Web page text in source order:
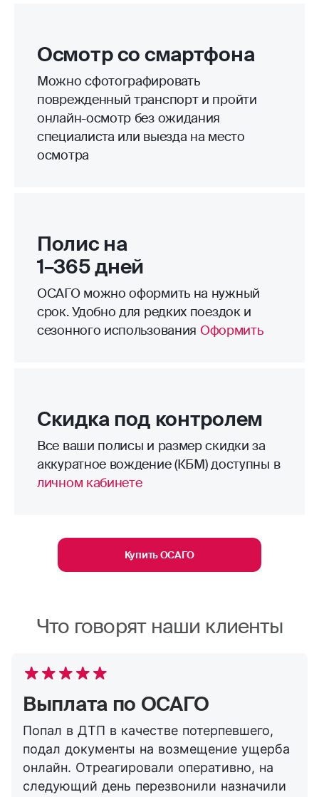
Осмотр со смартфона
Можно сфотографировать
поврежденный транспорт и пройти
онлайн-осмотр без ожидания
специалиста или выезда на место
осмотра
Полис на
1–365 дней
ОСАГО можно оформить на нужный
срок. Удобно для редких поездок и
сезонного использования Оформить
Скидка под контролем
Все ваши полисы и размер скидки за
аккуратное вождение (КБМ) доступны в
личном кабинете
Купить ОСАГО
Что говорят наши клиенты
Выплата по ОСАГО
Попал в ДТП в качестве потерпевшего,
подал документы на возмещение ущерба
онлайн. Отреагировали оперативно, на
следующий день перезвонили назначили